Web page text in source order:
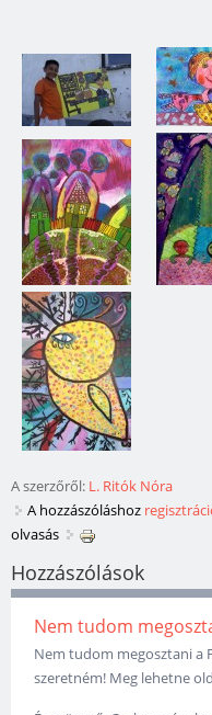
A szerzőről: L. Ritók Nóra
A hozzászóláshoz
olvasás
Hozzászólások
Nem tudom
Nem tudom megosztani a
szeretném! Meg lehetne